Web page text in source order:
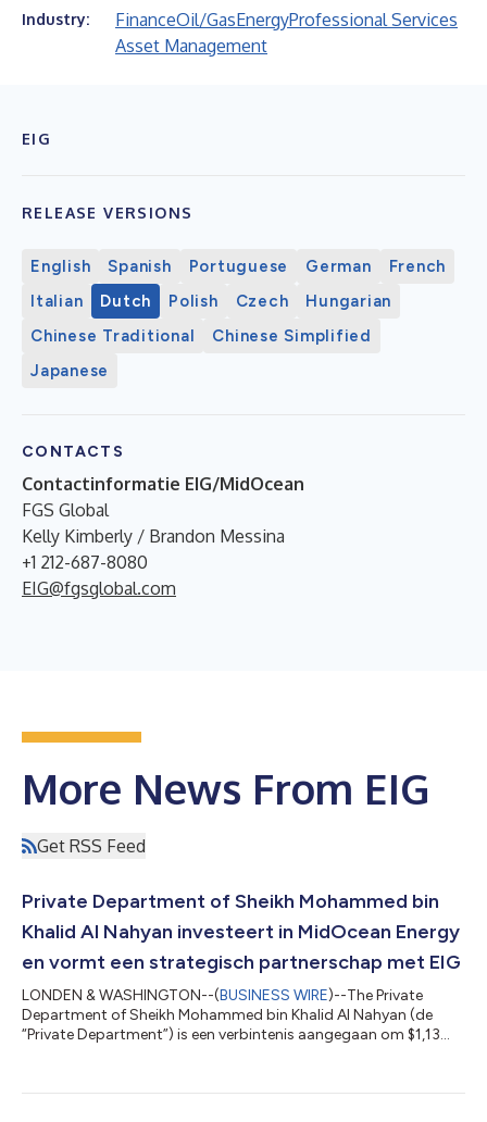
Industry: FinanceOil/GasEnergyProfessional Services
Asset Management
EIG
RELEASE VERSIONS
English Spanish Portuguese German
French
Italian
Dutch Polish Czech
Hungarian
Chinese Traditional
Chinese Simplified
Japanese
CONTACTS
Contactinformatie EIG/MidOcean
FGS Global
Kelly Kimberly / Brandon Messina
+1 212-687-8080
EIG@fgsglobal.com
More News From EIG
Get RSS Feed
Private Department of Sheikh Mohammed bin
Khalid Al Nahyan investeert in MidOcean Energy
en vormt een strategisch partnerschap met EIG
LONDEN & WASHINGTON--(BUSINESS WIRE)--The Private
Department of Sheikh Mohammed bin Khalid Al Nahyan (de
“Private Department”) is een verbintenis aangegaan om $1,13
aardgas) opgericht en beheerd door EIG. Parallel met de